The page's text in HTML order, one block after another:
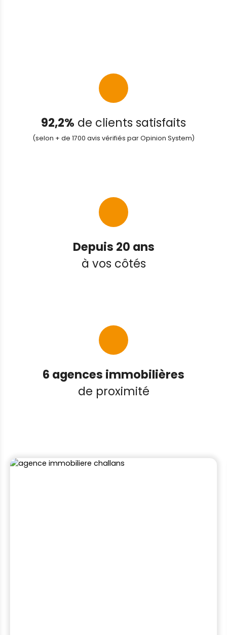
92,2% de clients satisfaits
(selon + de 1700 avis vérifiés par Opinion System)
Depuis 20 ans
à vos côtés
6 agences immobilières
de proximité